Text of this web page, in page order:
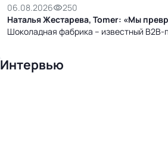
06.08.2026
250
Наталья Жестарева, Tomer: «Мы
Шоколадная фабрика – известный
Интервью